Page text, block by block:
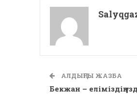
АЛДЫҢҒЫ ЖАЗБА
Бекжан – еліміздің